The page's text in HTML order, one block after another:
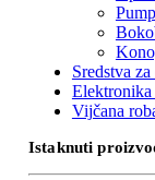
Sredstva
Vijčana
Istaknuti